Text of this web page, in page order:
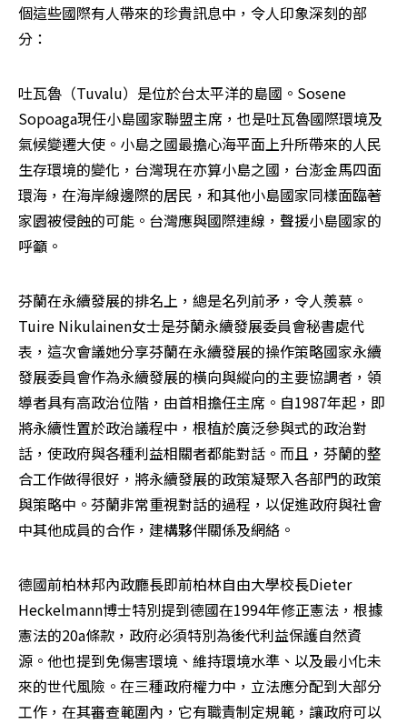
個這些國際有人帶來的珍貴訊息中，令人印象深刻的部
分：
吐瓦魯（Tuvalu）是位於台太平洋的島國。Sosene
Sopoaga現任小島國家聯盟主席，也是吐瓦魯國際環境及
氣候變遷大使。小島之國最擔心海平面上升所帶來的人民
生存環境的變化，台灣現在亦算小島之國，台澎金馬四面
環海，在海岸線邊際的居民，和其他小島國家同樣面臨著
家園被侵蝕的可能。台灣應與國際連線，聲援小島國家的
呼籲。
芬蘭在永續發展的排名上，總是名列前矛，令人羨慕。
Tuire Nikulainen女士是芬蘭永續發展委員會秘書處代
表，這次會議她分享芬蘭在永續發展的操作策略國家永續
發展委員會作為永續發展的橫向與縱向的主要協調者，領
導者具有高政治位階，由首相擔任主席。自1987年起，即
將永續性置於政治議程中，根植於廣泛參與式的政治對
話，使政府與各種利益相關者都能對話。而且，芬蘭的整
合工作做得很好，將永續發展的政策凝聚入各部門的政策
與策略中。芬蘭非常重視對話的過程，以促進政府與社會
中其他成員的合作，建構夥伴關係及網絡。
德國前柏林邦內政廳長即前柏林自由大學校長Dieter
Heckelmann博士特別提到德國在1994年修正憲法，根據
憲法的20a條款，政府必須特別為後代利益保護自然資
源。他也提到免傷害環境、維持環境水準、以及最小化未
來的世代風險。在三種政府權力中，立法應分配到大部分
工作，在其審查範圍內，它有職責制定規範，讓政府可以